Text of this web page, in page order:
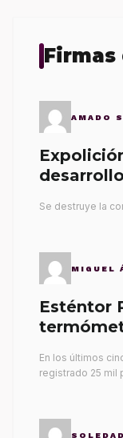
Firmas
AMADO
desarrollo
Se destruye la
MIGUEL
Esténtor
En los últimos
registrado 25 mil